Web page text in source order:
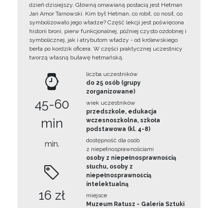
dzień dzisiejszy. Główną omawianą postacią jest Hetman
Jan Amor Tarnowski. Kim był Hetman, co robił, co nosił, co
symbolizowało jego władze? Część lekcji jest poświęcona
historii broni, pierw funkcjonalnej, później czysto ozdobnej i
symbolicznej, jak i atrybutom władzy - od królewskiego
berła po kordzik oficera. W części praktycznej uczestnicy
tworzą własną buławę hetmańską.
45-60
min
min.
16 zł
liczba uczestników
do 25 osób (grupy
zorganizowane)
wiek uczestników
przedszkole, edukacja
wczesnoszkolna, szkoła
podstawowa (kl. 4-8)
dostępność dla osób
z niepełnosprawnościami
osoby z niepełnosprawnością
słuchu, osoby z
niepełnosprawnością
intelektualną
miejsce
Muzeum Ratusz - Galeria Sztuki